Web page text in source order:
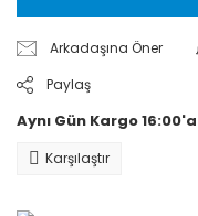
Arkadaşına Öner
Paylaş
Aynı Gün Kargo
Karşılaştır